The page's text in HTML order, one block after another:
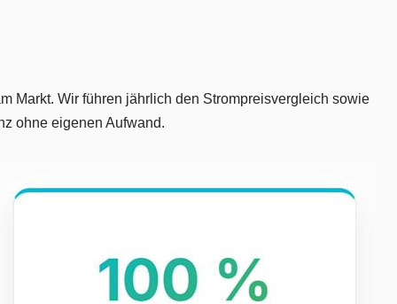
Markt. Wir führen jährlich den Strompreisvergleich sowie
ohne eigenen Aufwand.